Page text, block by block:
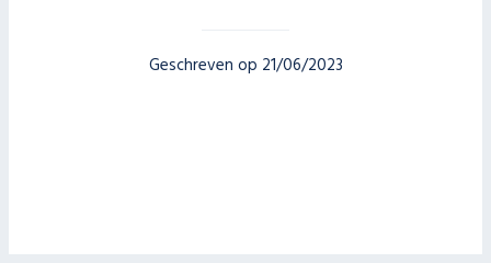
Geschreven op 21/06/2023